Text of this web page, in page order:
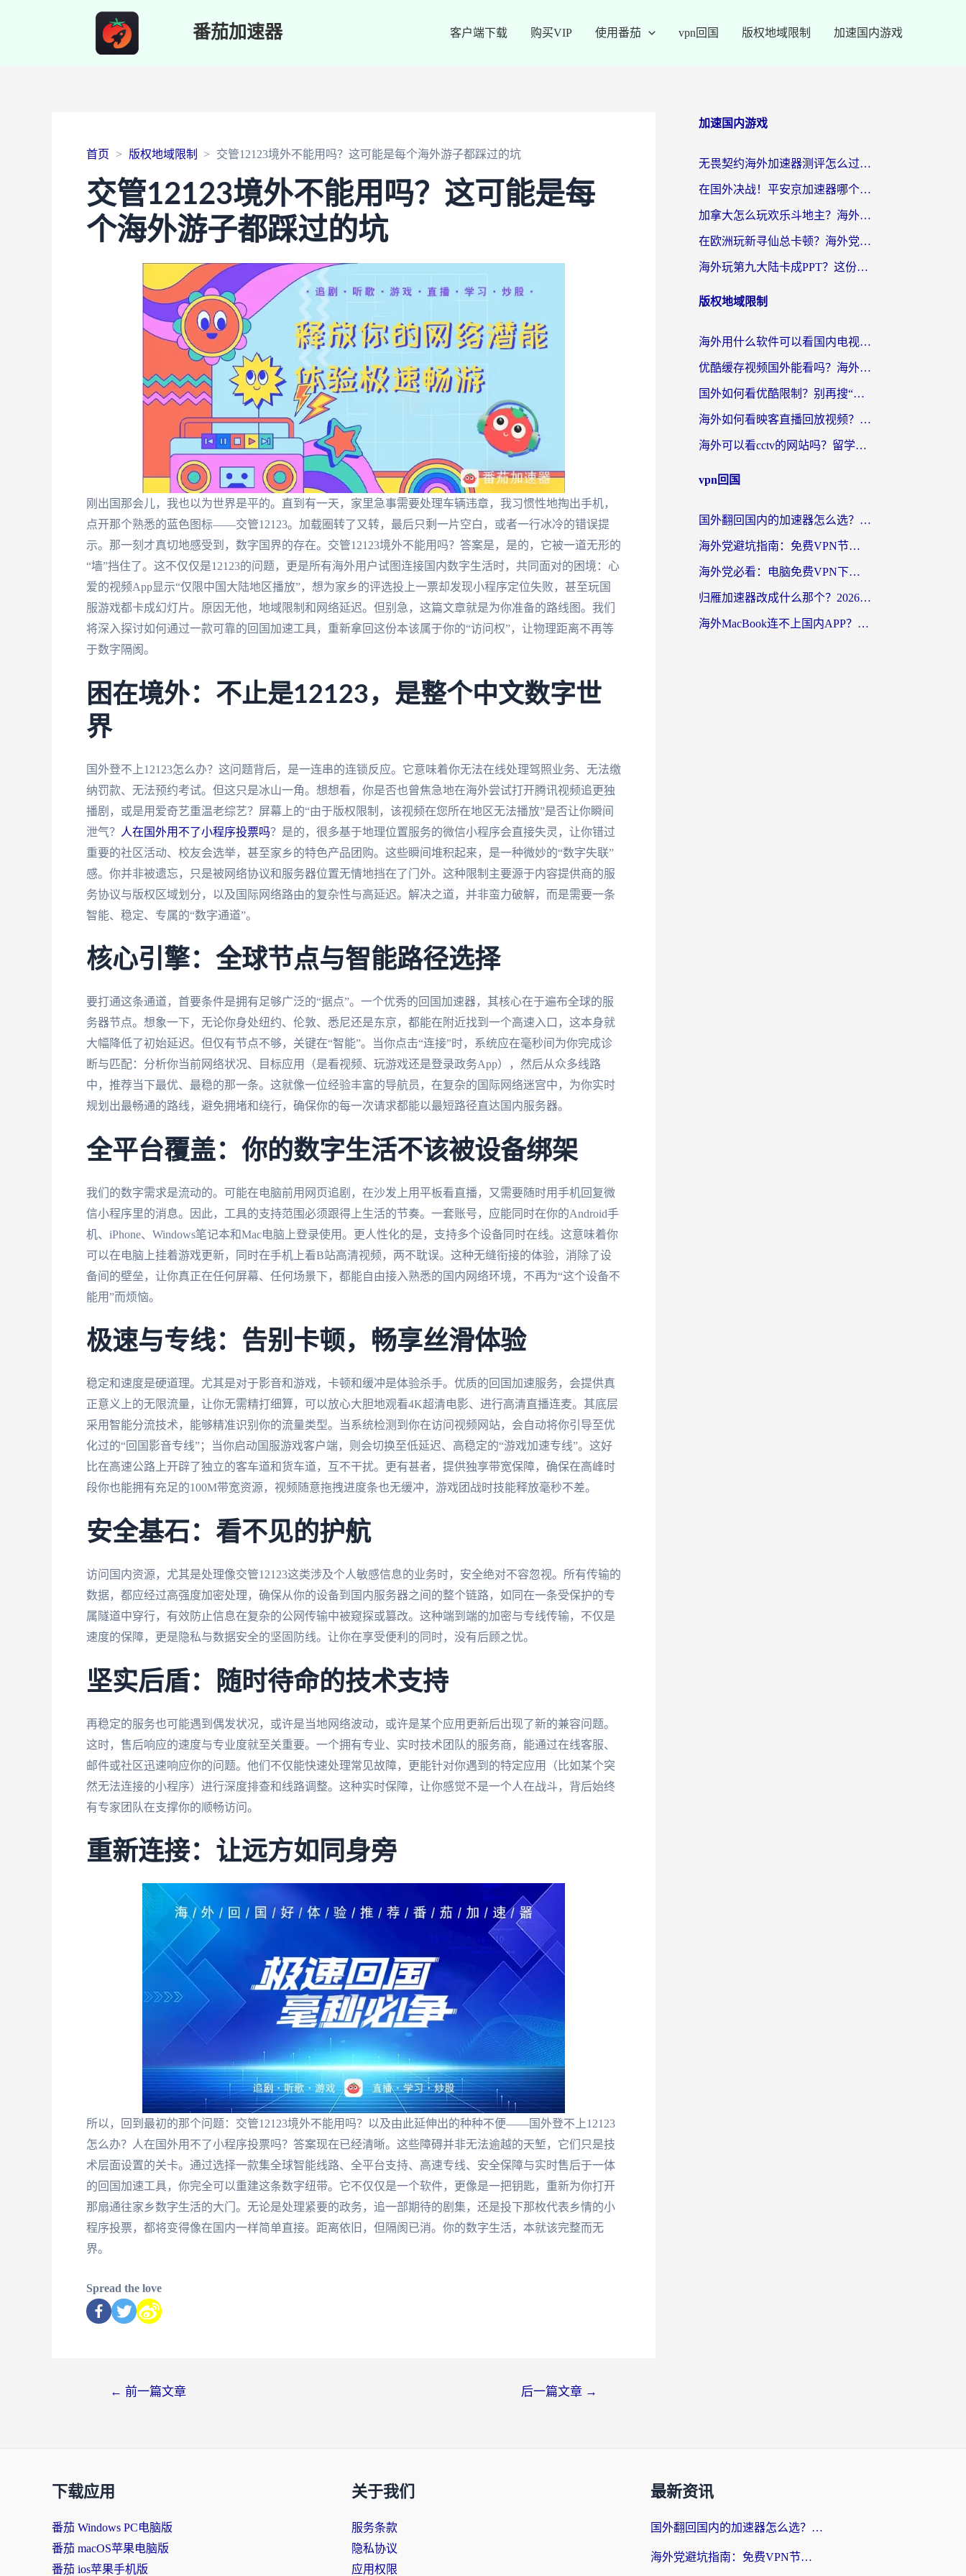
番茄加速器 客户端下载 购买VIP 使用番茄 vpn回国 版权地域限制 加速国内游戏
首页 版权地域限制 交管12123境外不能用吗？这可能是每个海外游子都踩过的坑
交管12123境外不能用吗？这可能是每
个海外游子都踩过的坑
刚出国那会儿，我也以为世界是平的。直到有一天，家里急事需要处理车辆违章，我习惯性地掏出手机，
点开那个熟悉的蓝色图标——交管12123。加载圈转了又转，最后只剩一片空白，或者一行冰冷的错误提
示。那一刻才真切地感受到，数字国界的存在。交管12123境外不能用吗？答案是，是的，它被一道无形的
“墙”挡住了。这不仅仅是12123的问题，更是所有海外用户试图连接国内数字生活时，共同面对的困境：心
爱的视频App显示“仅限中国大陆地区播放”，想为家乡的评选投上一票却发现小程序定位失败，甚至玩国
服游戏都卡成幻灯片。原因无他，地域限制和网络延迟。但别急，这篇文章就是为你准备的路线图。我们
将深入探讨如何通过一款可靠的回国加速工具，重新拿回这份本该属于你的“访问权”，让物理距离不再等
于数字隔阂。
困在境外：不止是12123，是整个中文数字世
界
国外登不上12123怎么办？这问题背后，是一连串的连锁反应。它意味着你无法在线处理驾照业务、无法缴
纳罚款、无法预约考试。但这只是冰山一角。想想看，你是否也曾焦急地在海外尝试打开腾讯视频追更独
播剧，或是用爱奇艺重温老综艺？屏幕上的“由于版权限制，该视频在您所在地区无法播放”是否让你瞬间
泄气？ 人在国外用不了小程序投票吗？是的，很多基于地理位置服务的微信小程序会直接失灵，让你错过
重要的社区活动、校友会选举，甚至家乡的特色产品团购。这些瞬间堆积起来，是一种微妙的“数字失联”
感。你并非被遗忘，只是被网络协议和服务器位置无情地挡在了门外。这种限制主要源于内容提供商的服
务协议与版权区域划分，以及国际网络路由的复杂性与高延迟。解决之道，并非蛮力破解，而是需要一条
智能、稳定、专属的“数字通道”。
核心引擎：全球节点与智能路径选择
要打通这条通道，首要条件是拥有足够广泛的“据点”。一个优秀的回国加速器，其核心在于遍布全球的服
务器节点。想象一下，无论你身处纽约、伦敦、悉尼还是东京，都能在附近找到一个高速入口，这本身就
大幅降低了初始延迟。但仅有节点不够，关键在“智能”。当你点击“连接”时，系统应在毫秒间为你完成诊
断与匹配：分析你当前网络状况、目标应用（是看视频、玩游戏还是登录政务App），然后从众多线路
中，推荐当下最优、最稳的那一条。这就像一位经验丰富的导航员，在复杂的国际网络迷宫中，为你实时
规划出最畅通的路线，避免拥堵和绕行，确保你的每一次请求都能以最短路径直达国内服务器。
全平台覆盖：你的数字生活不该被设备绑架
我们的数字需求是流动的。可能在电脑前用网页追剧，在沙发上用平板看直播，又需要随时用手机回复微
信小程序里的消息。因此，工具的支持范围必须跟得上生活的节奏。一套账号，应能同时在你的Android手
机、iPhone、Windows笔记本和Mac电脑上登录使用。更人性化的是，支持多个设备同时在线。这意味着你
可以在电脑上挂着游戏更新，同时在手机上看B站高清视频，两不耽误。这种无缝衔接的体验，消除了设
备间的壁垒，让你真正在任何屏幕、任何场景下，都能自由接入熟悉的国内网络环境，不再为“这个设备不
能用”而烦恼。
极速与专线：告别卡顿，畅享丝滑体验
稳定和速度是硬道理。尤其是对于影音和游戏，卡顿和缓冲是体验杀手。优质的回国加速服务，会提供真
正意义上的无限流量，让你无需精打细算，可以放心大胆地观看4K超清电影、进行高清直播连麦。其底层
采用智能分流技术，能够精准识别你的流量类型。当系统检测到你在访问视频网站，会自动将你引导至优
化过的“回国影音专线”；当你启动国服游戏客户端，则会切换至低延迟、高稳定的“游戏加速专线”。这好
比在高速公路上开辟了独立的客车道和货车道，互不干扰。更有甚者，提供独享带宽保障，确保在高峰时
段你也能拥有充足的100M带宽资源，视频随意拖拽进度条也无缓冲，游戏团战时技能释放毫秒不差。
安全基石：看不见的护航
访问国内资源，尤其是处理像交管12123这类涉及个人敏感信息的业务时，安全绝对不容忽视。所有传输的
数据，都应经过高强度加密处理，确保从你的设备到国内服务器之间的整个链路，如同在一条受保护的专
属隧道中穿行，有效防止信息在复杂的公网传输中被窥探或篡改。这种端到端的加密与专线传输，不仅是
速度的保障，更是隐私与数据安全的坚固防线。让你在享受便利的同时，没有后顾之忧。
坚实后盾：随时待命的技术支持
再稳定的服务也可能遇到偶发状况，或许是当地网络波动，或许是某个应用更新后出现了新的兼容问题。
这时，售后响应的速度与专业度就至关重要。一个拥有专业、实时技术团队的服务商，能通过在线客服、
邮件或社区迅速响应你的问题。他们不仅能快速处理常见故障，更能针对你遇到的特定应用（比如某个突
然无法连接的小程序）进行深度排查和线路调整。这种实时保障，让你感觉不是一个人在战斗，背后始终
有专家团队在支撑你的顺畅访问。
重新连接：让远方如同身旁
所以，回到最初的那个问题：交管12123境外不能用吗？以及由此延伸出的种种不便——国外登不上12123
怎么办？人在国外用不了小程序投票吗？答案现在已经清晰。这些障碍并非无法逾越的天堑，它们只是技
术层面设置的关卡。通过选择一款集全球智能线路、全平台支持、高速专线、安全保障与实时售后于一体
的回国加速工具，你完全可以重建这条数字纽带。它不仅仅是一个软件，更像是一把钥匙，重新为你打开
那扇通往家乡数字生活的大门。无论是处理紧要的政务，追一部期待的剧集，还是投下那枚代表乡情的小
程序投票，都将变得像在国内一样简单直接。距离依旧，但隔阂已消。你的数字生活，本就该完整而无
界。
Spread the love
← 前一篇文章 后一篇文章 →
加速国内游戏
无畏契约海外加速器测评怎么过？海外玩家亲测实用指南（附小众技巧）
在国外决战！平安京加速器哪个好用一点？老玩家亲测番茄加速器全解析
加拿大怎么玩欢乐斗地主？海外党国服游戏加速终极指南（附绝地求生未来之役300英雄实测）
在欧洲玩新寻仙总卡顿？海外党必看的国服游戏加速全攻略
海外玩第九大陆卡成PPT？这份网络加速指南帮你丝滑上分
版权地域限制
海外用什么软件可以看国内电视？留学生亲测有效的追剧自由指南
优酷缓存视频国外能看吗？海外党追剧看片的终极解决方案来了
国外如何看优酷限制？别再搜“在日本哪个软件可以看中国电视剧”，这篇教你搞定
海外如何看映客直播回放视频？这份攻略帮你搞定（附腾讯优酷观看技巧）
海外可以看cctv的网站吗？留学生亲测有效的回国追剧方案
vpn回国
国外翻回国内的加速器怎么选？海外党亲测实用指南，告别地域限制
海外党避坑指南：免费VPN节点真的靠谱吗？教你选对回国加速器无缝访问国内资源
海外党必看：电脑免费VPN下载指南+回国加速器选择全攻略，告别地区限制
归雁加速器改成什么那个？2026海外党回国加速全攻略：告别地区限制，轻松刷剧玩游戏
海外MacBook连不上国内APP？选对回国VPN，告别地区限制的烦恼
下载应用
番茄 Windows PC电脑版
番茄 macOS苹果电脑版
番茄 ios苹果手机版
关于我们
服务条款
隐私协议
应用权限
最新资讯
国外翻回国内的加速器怎么选？海外党亲测实用指南，告别地域限制
海外党避坑指南：免费VPN节点真的靠谱吗？教你选对回国加速器无缝访问国内资源